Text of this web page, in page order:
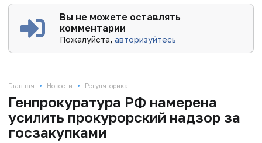
Вы не можете оставлять
комментарии
Пожалуйста,авторизуйтесь
Главная • Новости • Регуляторика
Генпрокуратура РФ намерена
усилить прокурорский надзор за
госзакупками